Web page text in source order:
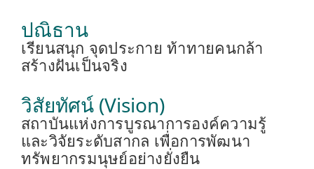
ปณิธาน
เรียนสนุก จุดประกาย ท้าทายคนกล้า
สร้างฝันเป็นจริง
วิสัยทัศน์ (Vision)
สถาบันแห่งการบูรณาการองค์ความรู้
และวิจัยระดับสากล เพื่อการพัฒนา
ทรัพยากรมนุษย์อย่างยั่งยืน